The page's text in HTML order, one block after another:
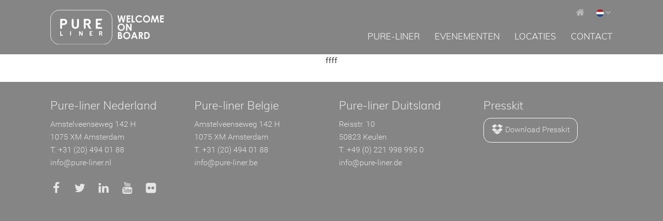
inhoud.
PURE-LINER EVENEMENTEN LOCATIES CONTACT
ffff
Pure-liner Nederland
Amstelveenseweg 142 H
1075 XM Amsterdam
T. +31 (20) 494 01 88
info@pure-liner.nl
Pure-liner Belgie
Amstelveenseweg 142 H
1075 XM Amsterdam
T. +31 (20) 494 01 88
info@pure-liner.be
Pure-liner Duitsland
Reisstr. 10
50823 Keulen
T. +49 (0) 221 998 995 0
info@pure-liner.de
Presskit
Download Presskit